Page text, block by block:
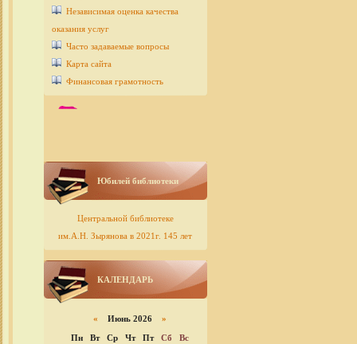
Независимая оценка качества
оказания услуг
Часто задаваемые вопросы
Карта сайта
Финансовая грамотность
Юбилей библиотеки
Центральной библиотеке
им.А.Н. Зырянова в 2021г. 145 лет
КАЛЕНДАРЬ
« Июнь 2026 »
Пн
Вт Ср Чт Пт Сб
Вс